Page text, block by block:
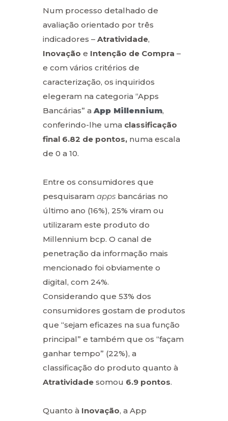
Num processo detalhado de
avaliação orientado por três
indicadores – Atratividade,
Inovação e Intenção de Compra –
e com vários critérios de
caracterização, os inquiridos
elegeram na categoria “Apps
Bancárias” a App Millennium,
conferindo-lhe uma classificação
final 6.82 de pontos, numa escala
de 0 a 10.
Entre os consumidores que
pesquisaram apps bancárias no
último ano (16%), 25% viram ou
utilizaram este produto do
Millennium bcp. O canal de
penetração da informação mais
mencionado foi obviamente o
digital, com 24%.
Considerando que 53% dos
consumidores gostam de produtos
que “sejam eficazes na sua função
principal” e também que os “façam
ganhar tempo” (22%), a
classificação do produto quanto à
Atratividade somou 6.9 pontos.
Quanto à Inovação, a App